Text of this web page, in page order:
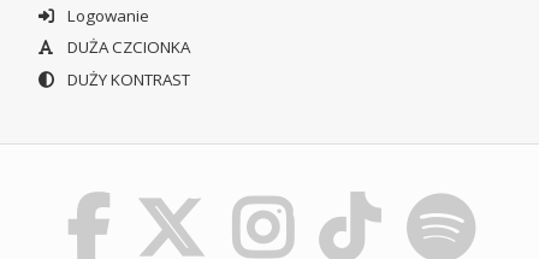
Logowanie
DUŻA CZCIONKA
DUŻY KONTRAST